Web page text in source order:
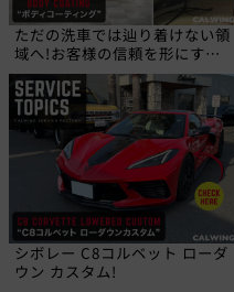
ただの洗車では辿り着けない領
域へ!お客様の信頼を形にす
る、職人の技!
シボレー C8コルベット ローダ
ウン カスタム!